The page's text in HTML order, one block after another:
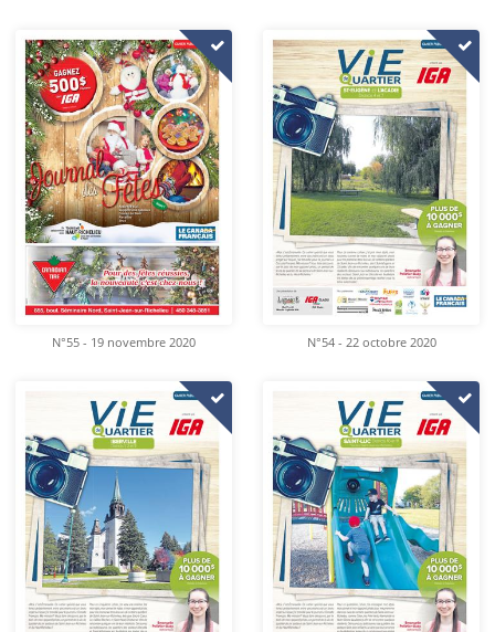
N°55 - 19 novembre 2020 N°54 - 22 octobre 2020